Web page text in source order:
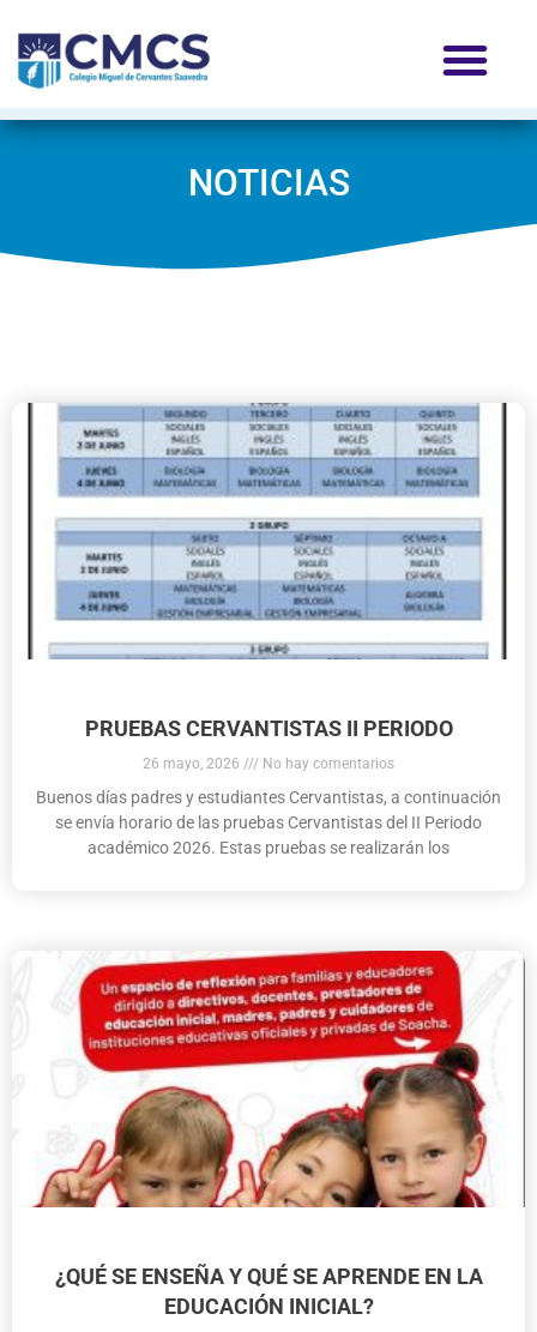
NOTICIAS
PRUEBAS CERVANTISTAS II PERIODO
26 mayo, 2026 No hay comentarios
Buenos días padres y estudiantes Cervantistas, a continuación
se envía horario de las pruebas Cervantistas del II Periodo
académico 2026. Estas pruebas se realizarán los
¿QUÉ SE ENSEÑA Y QUÉ SE APRENDE EN LA
EDUCACIÓN INICIAL?